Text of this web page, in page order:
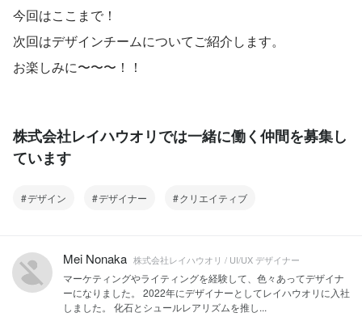
今回はここまで！
次回はデザインチームについてご紹介します。
お楽しみに〜〜〜！！
株式会社レイハウオリでは一緒に働く仲間を募集し
ています
デザイン デザイナー クリエイティブ
Mei Nonaka 株式会社レイハウオリ / UI/UX デザイナー
マーケティングやライティングを経験して、色々あってデザイナ
ーになりました。 2022年にデザイナーとしてレイハウオリに入社
しました。 化石とシュールレアリズムを推し...